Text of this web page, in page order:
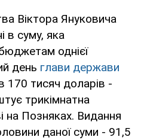
Віктора Януковича
в суму, яка
однієї
день глави держави
170 тисяч доларів -
трикімнатна
на Позняках. Видання
даної суми - 91,5